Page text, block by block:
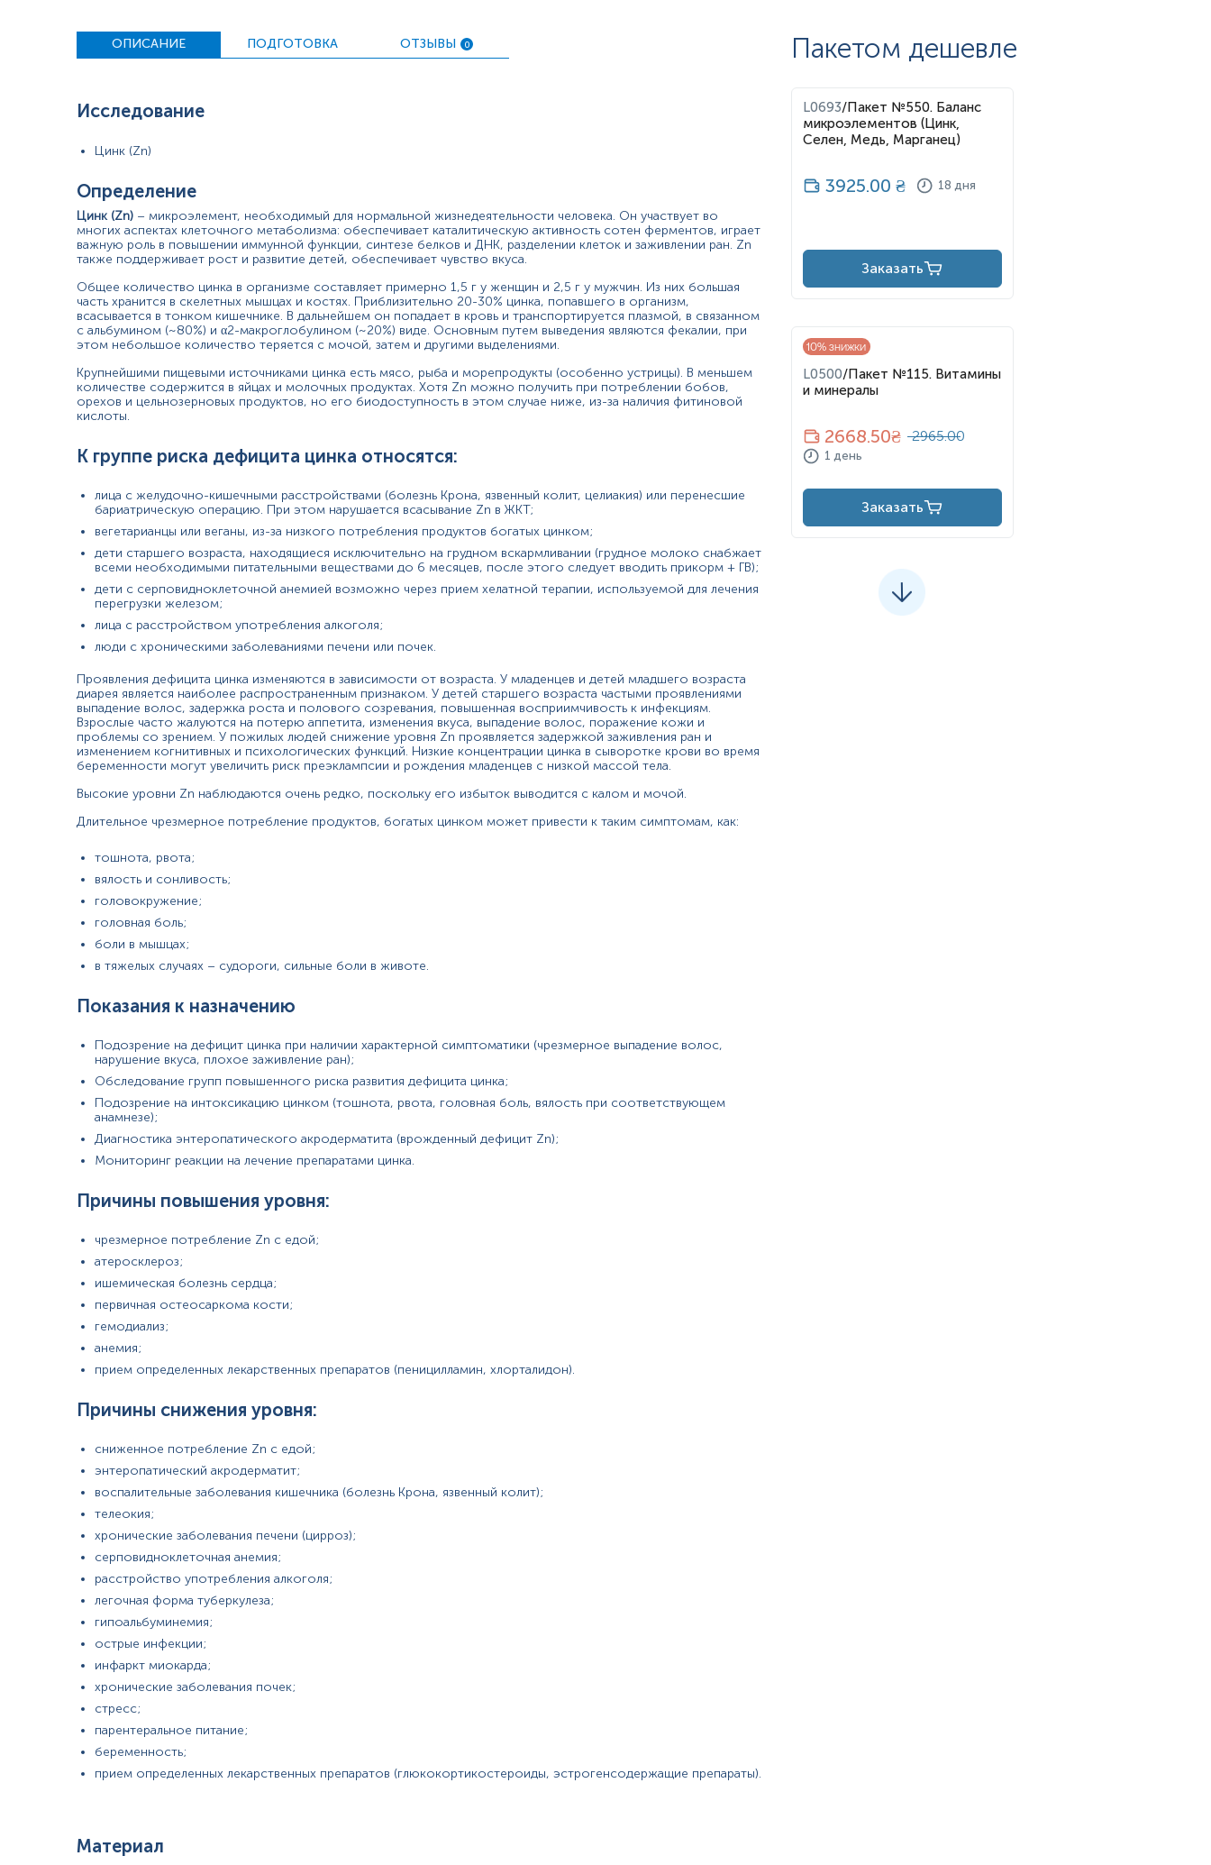
люди с хроническими заболеваниями печени или почек.
Проявления дефицита цинка изменяются в зависимости от возраста. У младенцев и детей младшего возраста диарея является наиболее распространенным признаком. У детей
изменением когнитивных и психологических функций. Низкие концентрации цинка в сыворотке крови во время беременности могут увеличить риск преэклампсии и рождения
Высокие уровни Zn наблюдаются очень редко, поскольку его избыток выводится с калом и мочой.
Длительное чрезмерное потребление продуктов, богатых цинком может привести к таким симптомам, как:
тошнота, рвота;
вялость и сонливость;
головокружение;
боли в мышцах;
в тяжелых случаях – судороги, сильные боли в животе.
Показания к назначению
Подозрение на дефицит цинка при наличии характерной симптоматики (чрезмерное выпадение волос, нарушение вкуса, плохое заживление ран);
Обследование групп повышенного риска развития дефицита цинка;
Подозрение на интоксикацию цинком (тошнота, рвота, головная боль, вялость при соответствующем анамнезе);
Диагностика энтеропатического акродерматита (врожденный дефицит Zn);
чрезмерное потребление Zn с едой;
ишемическая болезнь сердца;
первичная остеосаркома кости;
гемодиализ;
анемия;
прием определенных лекарственных препаратов (пеницилламин, хлорталидон).
Причины снижения уровня:
сниженное потребление Zn с едой;
энтеропатический акродерматит;
воспалительные заболевания кишечника (болезнь Крона, язвенный колит);
телеокия;
хронические заболевания печени (цирроз);
серповидноклеточная анемия;
расстройство употребления алкоголя;
легочная форма туберкулеза;
острые инфекции;
хронические заболевания почек;
стресс;
парентеральное питание;
прием определенных лекарственных препаратов (глюкокортикостероиды, эстрогенсодержащие препараты).
Единицы измерения, референтные значения и диапазон измерений могут изменяться в соответствии с изменением тест-систем.
Предостережение!
ОПИСАНИЕ ПОДГОТОВКА ОТЗЫВЫ 0
Исследование
Цинк (Zn)
Определение
Цинк (Zn)– микроэлемент, необходимый для нормальной жизнедеятельности человека. Он участвует во
многих аспектах клеточного метаболизма: обеспечивает каталитическую активность сотен ферментов, играет
важную роль в повышении иммунной функции, синтезе белков и ДНК, разделении клеток и заживлении ран. Zn
также поддерживает рост и развитие детей, обеспечивает чувство вкуса.
Общее количество цинка в организме составляет примерно 1,5 г у женщин и 2,5 г у мужчин. Из них большая
часть хранится в скелетных мышцах и костях. Приблизительно 20-30% цинка, попавшего в организм,
всасывается в тонком кишечнике. В дальнейшем он попадает в кровь и транспортируется плазмой, в связанном
с альбумином (~80%) и α2-макроглобулином (~20%) виде. Основным путем выведения являются фекалии, при
этом небольшое количество теряется с мочой, затем и другими выделениями.
Крупнейшими пищевыми источниками цинка есть мясо, рыба и морепродукты (особенно устрицы). В меньшем
количестве содержится в яйцах и молочных продуктах. Хотя Zn можно получить при потреблении бобов,
орехов и цельнозерновых продуктов, но его биодоступность в этом случае ниже, из-за наличия фитиновой
кислоты.
К группе риска дефицита цинка относятся:
лица с желудочно-кишечными расстройствами (болезнь Крона, язвенный колит, целиакия) или перенесшие
бариатрическую операцию. При этом нарушается всасывание Zn в ЖКТ;
вегетарианцы или веганы, из-за низкого потребления продуктов богатых цинком;
дети старшего возраста, находящиеся исключительно на грудном вскармливании (грудное молоко снабжает
всеми необходимыми питательными веществами до 6 месяцев, после этого следует вводить прикорм + ГВ);
дети с серповидноклеточной анемией возможно через прием хелатной терапии, используемой для лечения
перегрузки железом;
лица с расстройством употребления алкоголя;
люди с хроническими заболеваниями печени или почек.
Проявления дефицита цинка изменяются в зависимости от возраста. У младенцев и детей младшего возраста
диарея является наиболее распространенным признаком. У детей старшего возраста частыми проявлениями
выпадение волос, задержка роста и полового созревания, повышенная восприимчивость к инфекциям.
Взрослые часто жалуются на потерю аппетита, изменения вкуса, выпадение волос, поражение кожи и
проблемы со зрением. У пожилых людей снижение уровня Zn проявляется задержкой заживления ран и
изменением когнитивных и психологических функций. Низкие концентрации цинка в сыворотке крови во время
беременности могут увеличить риск преэклампсии и рождения младенцев с низкой массой тела.
Высокие уровни Zn наблюдаются очень редко, поскольку его избыток выводится с калом и мочой.
Длительное чрезмерное потребление продуктов, богатых цинком может привести к таким симптомам, как:
тошнота, рвота;
вялость и сонливость;
головокружение;
головная боль;
боли в мышцах;
в тяжелых случаях – судороги, сильные боли в животе.
Показания к назначению
Подозрение на дефицит цинка при наличии характерной симптоматики (чрезмерное выпадение волос,
нарушение вкуса, плохое заживление ран);
Обследование групп повышенного риска развития дефицита цинка;
Подозрение на интоксикацию цинком (тошнота, рвота, головная боль, вялость при соответствующем
анамнезе);
Диагностика энтеропатического акродерматита (врожденный дефицит Zn);
Мониторинг реакции на лечение препаратами цинка.
Причины повышения уровня:
чрезмерное потребление Zn с едой;
атеросклероз;
ишемическая болезнь сердца;
первичная остеосаркома кости;
гемодиализ;
анемия;
прием определенных лекарственных препаратов (пеницилламин, хлорталидон).
Причины снижения уровня:
сниженное потребление Zn с едой;
энтеропатический акродерматит;
воспалительные заболевания кишечника (болезнь Крона, язвенный колит);
телеокия;
хронические заболевания печени (цирроз);
серповидноклеточная анемия;
расстройство употребления алкоголя;
легочная форма туберкулеза;
гипоальбуминемия;
острые инфекции;
инфаркт миокарда;
хронические заболевания почек;
стресс;
парентеральное питание;
беременность;
прием определенных лекарственных препаратов (глюкокортикостероиды, эстрогенсодержащие препараты).
Материал
Пакетом дешевле
L0693/Пакет №550. Баланс
микроэлементов (Цинк,
Селен, Медь, Марганец)
3925.00 ₴ 18 дня
Заказать
10% знижки
L0500/Пакет №115. Витамины
и минералы
2668.50₴ 2965.00
1 день
Заказать